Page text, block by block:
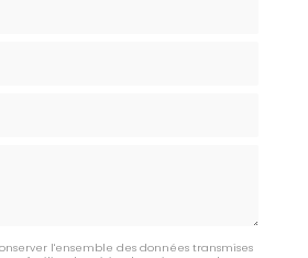
l'ensemble des données transmises